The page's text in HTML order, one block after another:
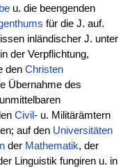
u. die beengenden
für die J. auf.
inländischer J. unter
der Verpflichtung,
den Christen
Übernahme des
Civil- u. Militärämtern
auf den Universitäten
der Mathematik, der
Linguistik fungiren u. in